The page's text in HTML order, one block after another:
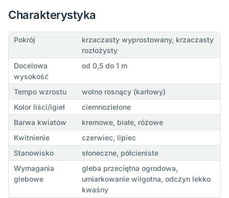
Charakterystyka
Pokrój
krzaczasty wyprostowany, krzaczasty
rozłożysty
Docelowa
wysokość
od 0,5 do 1 m
Tempo wzrostu
wolno rosnący (karłowy)
Kolor liści/igieł
ciemnozielone
Barwa kwiatów
kremowe, białe, różowe
Kwitnienie
czerwiec, lipiec
Stanowisko
słoneczne, półcieniste
Wymagania
glebowe
gleba przeciętna ogrodowa,
umiarkowanie wilgotna, odczyn lekko
kwaśny